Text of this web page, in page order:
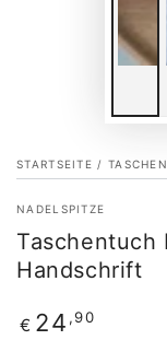
STARTSEITE /
NADELSPITZE
Taschentuch
Handschrift
Regulärer
€ 24 ,90